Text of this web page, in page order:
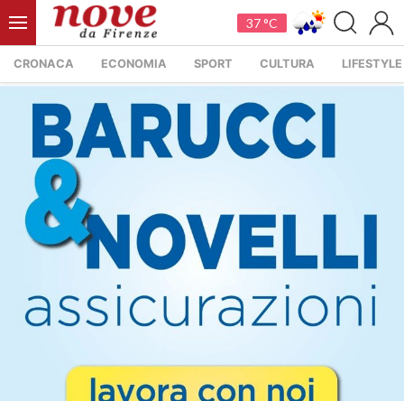
37 °C
CRONACA ECONOMIA SPORT CULTURA LIFESTYLE